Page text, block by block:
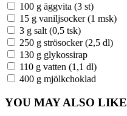
100 g äggvita (3 st)
15 g vaniljsocker (1 msk)
3 g salt (0,5 tsk)
250 g strösocker (2,5 dl)
130 g glykossirap
110 g vatten (1,1 dl)
400 g mjölkchoklad
YOU MAY ALSO LIKE